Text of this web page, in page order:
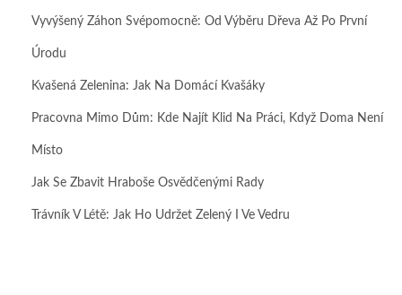
Vyvýšený Záhon Svépomocně: Od Výběru Dřeva Až Po První
Úrodu
Kvašená Zelenina: Jak Na Domácí Kvašáky
Pracovna Mimo Dům: Kde Najít Klid Na Práci, Když Doma Není
Místo
Jak Se Zbavit Hraboše Osvědčenými Rady
Trávník V Létě: Jak Ho Udržet Zelený I Ve Vedru